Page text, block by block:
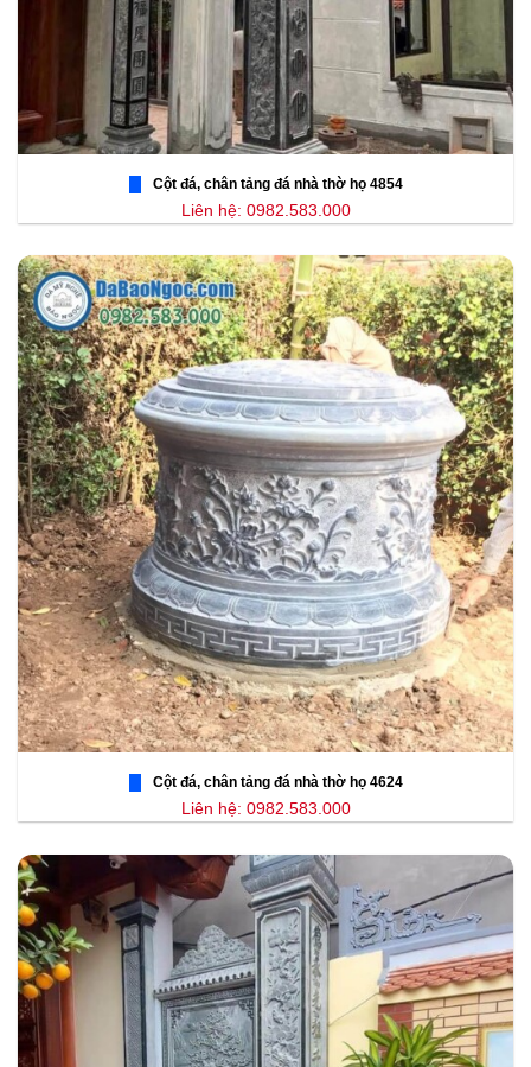
Cột đá, chân tảng đá nhà thờ họ 4854
Liên hệ: 0982.583.000
Cột đá, chân tảng đá nhà thờ họ 4624
Liên hệ: 0982.583.000